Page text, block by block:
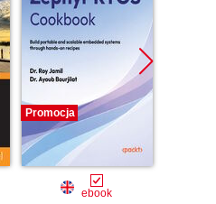
Promocja
ebook